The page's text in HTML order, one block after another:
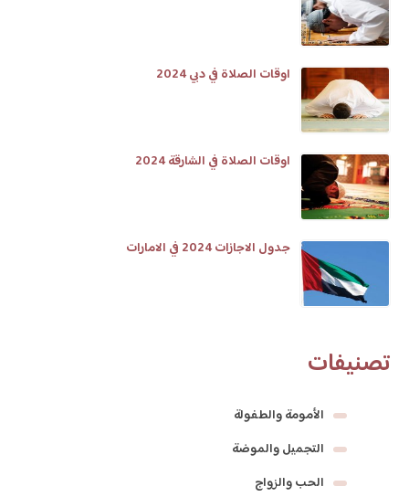
اوقات الصلاة في دبي 2024
اوقات الصلاة في الشارقة 2024
جدول الاجازات 2024 في الامارات
تصنيفات
الأمومة والطفولة
التجميل والموضة
الحب والزواج